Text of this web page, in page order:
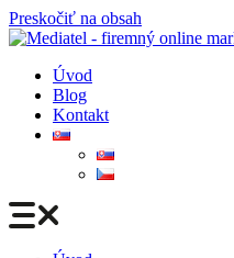
Preskočiť na obsah
Úvod
Blog
Kontakt